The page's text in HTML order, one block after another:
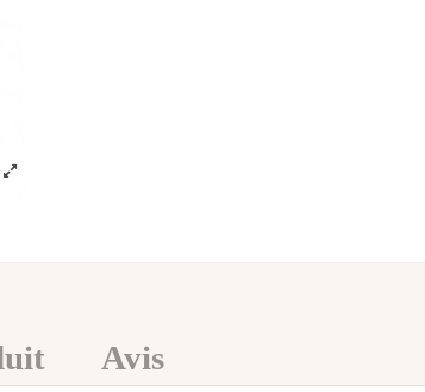
Avis